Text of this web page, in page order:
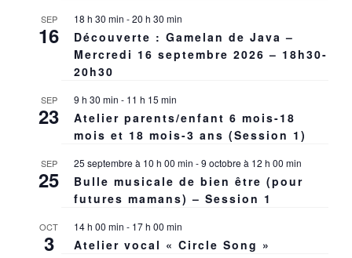
SEP
16
18 h 30 min -20 h 30 min
Découverte : Gamelan de Java –
Mercredi 16 septembre 2026 – 18h30-
20h30
SEP
23
9 h 30 min - 11 h 15 min
Atelier parents/enfant 6 mois-18
mois et 18 mois-3 ans (Session 1)
SEP
25
25 septembre à 10 h 00 min -9 octobre à 12 h 00 min
Bulle musicale de bien être (pour
futures mamans) – Session 1
OCT
3
14 h 00 min - 17 h 00 min
Atelier vocal « Circle Song »